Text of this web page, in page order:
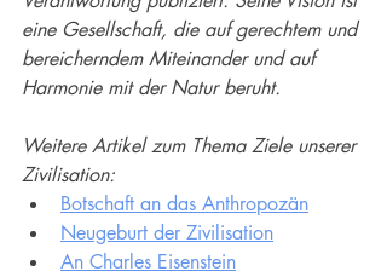
eine Gesellschaft, die auf gerechtem und
bereicherndem Miteinander und auf
Harmonie mit der Natur beruht.
Weitere Artikel zum Thema Ziele unserer
Zivilisation:
Botschaft an das Anthropozän
Neugeburt der Zivilisation
An Charles Eisenstein